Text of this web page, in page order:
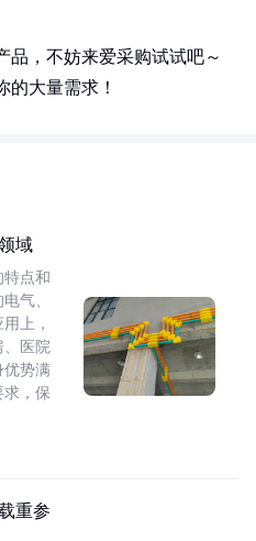
品，不妨来爱采购试试吧～
的大量需求！
域
点和
气、
上，
、医院
优势满
求，保
重参